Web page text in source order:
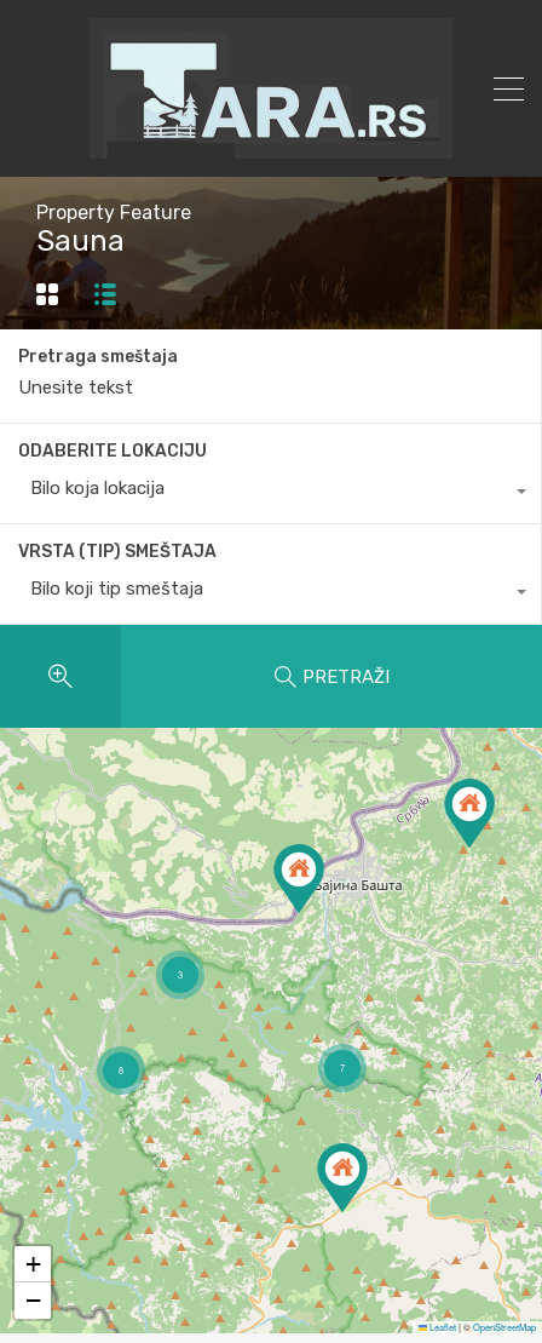
Property Feature
Sauna
Pretraga smeštaja
ODABERITE LOKACIJU
Bilo koja lokacija
VRSTA (TIP) SMEŠTAJA
Bilo koji tip smeštaja
PRETRAŽI
3
8 7
+
−
Leaflet|©OpenStreetMap